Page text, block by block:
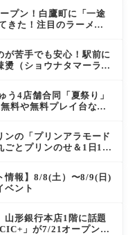
プン！白鷹町に「一途
きた！注目のラーメン
が苦手でも安心！駅前に
燙（ショウナタマーラー
う4店舗合同「夏祭り」
料や無料プレイ台など
ンの「プリンアラモード
ごとプリンのせ＆1日10
情報】8/8(土）〜8/9(日)
ベント
山形銀行本店1階に話題
」が7/21オープン！